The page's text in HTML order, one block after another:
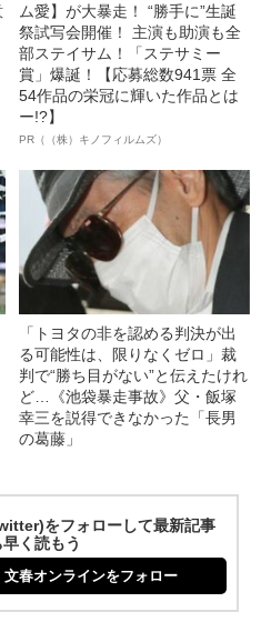
ム愛】が大暴走！ “勝手に”生誕
祭試写会開催！ 主演も助演も全
部ステイサム！「ステサミー
賞」爆誕！【応募総数941票 全
54作品の栄冠に輝いた作品とは
ー!?】
PR（（株）キノフィルムズ）
「トヨタの非を認める判決が出
る可能性は、限りなくゼロ」裁
判で“勝ち目がない”と伝えたけれ
ど…《池袋暴走事故》父・飯塚
幸三を説得できなかった「長男
の葛藤」
をフォローして最新記事
く読もう
文春オンラインをフォロー